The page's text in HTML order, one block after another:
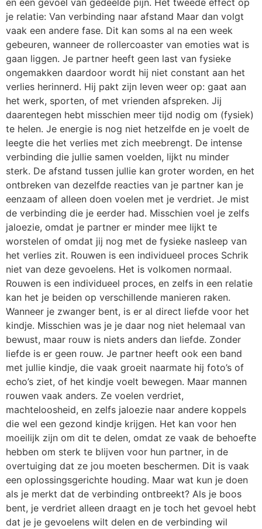
je relatie: Van verbinding naar afstand Maar dan volgt
vaak een andere fase. Dit kan soms al na een week
gebeuren, wanneer de rollercoaster van emoties wat is
gaan liggen. Je partner heeft geen last van fysieke
ongemakken daardoor wordt hij niet constant aan het
verlies herinnerd. Hij pakt zijn leven weer op: gaat aan
het werk, sporten, of met vrienden afspreken. Jij
daarentegen hebt misschien meer tijd nodig om (fysiek)
te helen. Je energie is nog niet hetzelfde en je voelt de
leegte die het verlies met zich meebrengt. De intense
verbinding die jullie samen voelden, lijkt nu minder
sterk. De afstand tussen jullie kan groter worden, en het
ontbreken van dezelfde reacties van je partner kan je
eenzaam of alleen doen voelen met je verdriet. Je mist
de verbinding die je eerder had. Misschien voel je zelfs
jaloezie, omdat je partner er minder mee lijkt te
worstelen of omdat jij nog met de fysieke nasleep van
het verlies zit. Rouwen is een individueel proces Schrik
niet van deze gevoelens. Het is volkomen normaal.
Rouwen is een individueel proces, en zelfs in een relatie
kan het je beiden op verschillende manieren raken.
Wanneer je zwanger bent, is er al direct liefde voor het
kindje. Misschien was je je daar nog niet helemaal van
bewust, maar rouw is niets anders dan liefde. Zonder
liefde is er geen rouw. Je partner heeft ook een band
met jullie kindje, die vaak groeit naarmate hij foto’s of
echo’s ziet, of het kindje voelt bewegen. Maar mannen
rouwen vaak anders. Ze voelen verdriet,
machteloosheid, en zelfs jaloezie naar andere koppels
die wel een gezond kindje krijgen. Het kan voor hen
moeilijk zijn om dit te delen, omdat ze vaak de behoefte
hebben om sterk te blijven voor hun partner, in de
overtuiging dat ze jou moeten beschermen. Dit is vaak
een oplossingsgerichte houding. Maar wat kun je doen
als je merkt dat de verbinding ontbreekt? Als je boos
bent, je verdriet alleen draagt en je toch het gevoel hebt
dat je je gevoelens wilt delen en de verbinding wil